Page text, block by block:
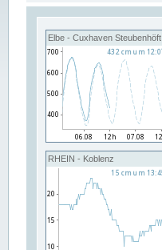
Elbe - Cuxhaven Steubenhöft
RHEIN - Koblenz